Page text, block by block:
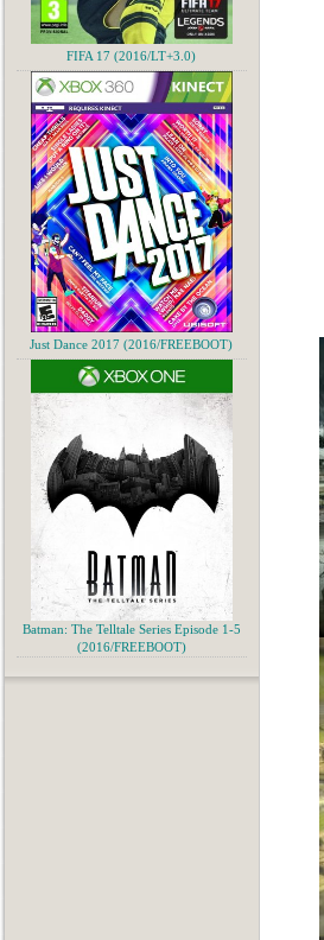
FIFA 17 (2016/LT+3.0)
Just Dance 2017 (2016/FREEBOOT)
Batman: The Telltale Series Episode 1-5
(2016/FREEBOOT)